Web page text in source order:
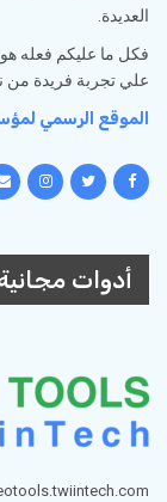
العديدة.
فكل ما عليكم فعله هو
علي تجربة فريدة من
الموقع الرسمي
أدوات